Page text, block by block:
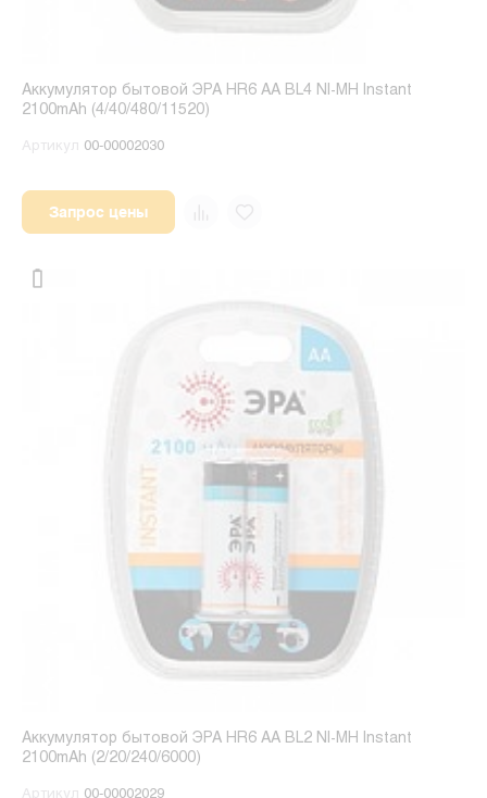
Аккумулятор бытовой ЭРА HR6 AA BL4 NI-MH Instant
2100mAh (4/40/480/11520)
Артикул 00-00002030
Запрос цены
Аккумулятор бытовой ЭРА HR6 AA BL2 NI-MH Instant
2100mAh (2/20/240/6000)
Артикул 00-00002029